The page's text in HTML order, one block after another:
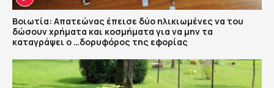
Βοιωτία: Απατεώνας έπεισε δύο ηλικιωμένες να του
δώσουν χρήματα και κοσμήματα για να μην τα
καταγράψει ο …δορυφόρος της εφορίας